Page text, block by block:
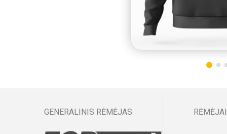
GENERALINIS RĖMĖJAS RĖMĖJAI